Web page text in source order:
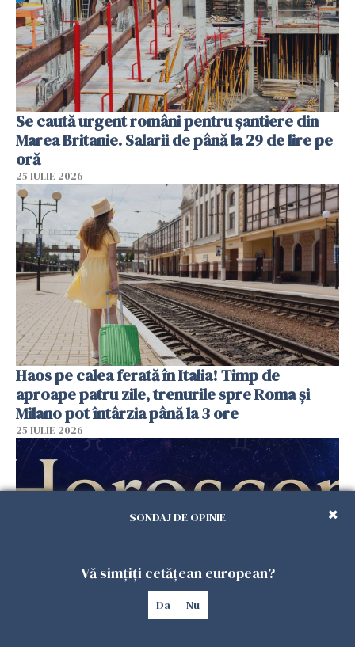
Se caută urgent români pentru șantiere din
Marea Britanie. Salarii de până la 29 de lire pe
oră
25 IULIE 2026
Haos pe calea ferată în Italia! Timp de
aproape patru zile, trenurile spre Roma și
Milano pot întârzia până la 3 ore
25 IULIE 2026
SONDAJ DE OPINIE
Vă simțiți cetățean european?
Da Nu